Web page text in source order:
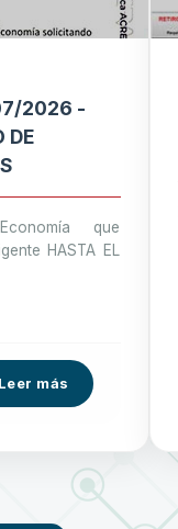
2026 -
DE
que
HASTA EL
Leer más